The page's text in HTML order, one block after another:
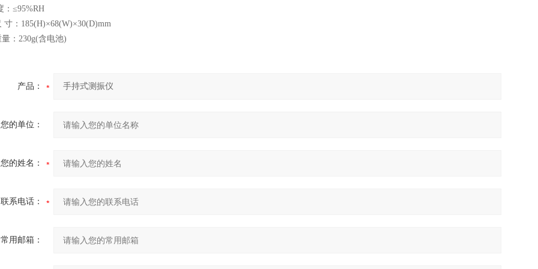
≤95%RH
寸：185(H)×68(W)×30(D)mm
量：230g(含电池)
产品：
您的单位：
您的姓名：
联系电话：
常用邮箱：